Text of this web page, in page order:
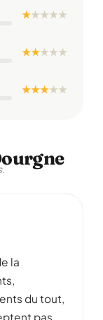
★★★★★
★ ★★★★
★ ★ ★★★
la
du tout,
pas